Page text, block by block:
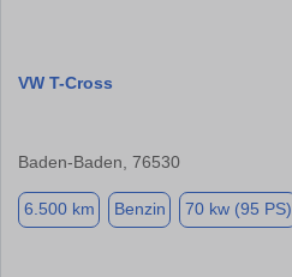
VW T-Cross
Baden-Baden, 76530
6.500 km Benzin 70 kw (95 PS)